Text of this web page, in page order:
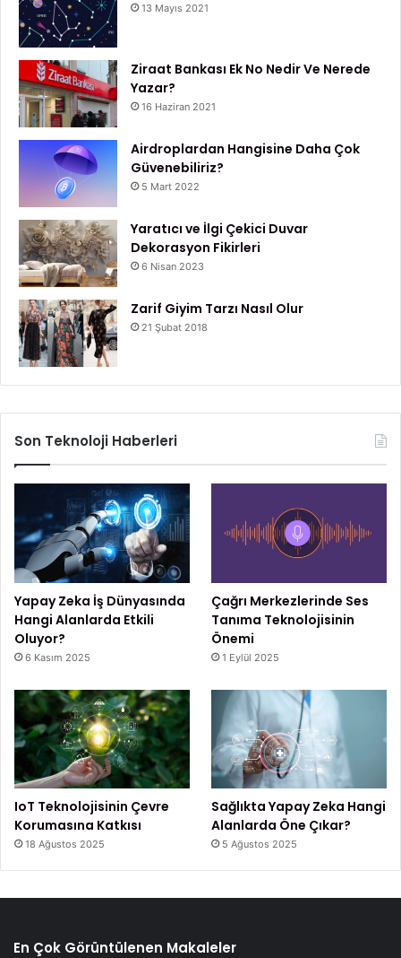
13 Mayıs 2021
Ziraat Bankası Ek No Nedir Ve Nerede
Yazar?
16 Haziran 2021
Airdroplardan Hangisine Daha Çok
Güvenebiliriz?
5 Mart 2022
Yaratıcı ve İlgi Çekici Duvar
Dekorasyon Fikirleri
6 Nisan 2023
Zarif Giyim Tarzı Nasıl Olur
21 Şubat 2018
Son Teknoloji Haberleri
Yapay Zeka İş Dünyasında
Hangi Alanlarda Etkili
Oluyor?
6 Kasım 2025
Çağrı Merkezlerinde Ses
Tanıma Teknolojisinin
Önemi
1 Eylül 2025
IoT Teknolojisinin Çevre
Korumasına Katkısı
18 Ağustos 2025
Sağlıkta Yapay Zeka Hangi
Alanlarda Öne Çıkar?
5 Ağustos 2025
En Çok Görüntülenen Makaleler